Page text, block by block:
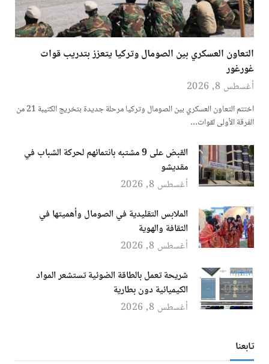
التعاون العسكري بين الصومال وتركيا يتعزز بتدريب قوات
غورغور
أغسطس 8, 2026
اختتم التعاون العسكري بين الصومال وتركيا مرحلة جديدة بتخريج الكتيبة 21 من
الفرقة الأولى لقوات…
القبض على 9 مشتبه بانتمائهم لحركة الشباب في
مقديشو
أغسطس 8, 2026
الملابس التقليدية في الصومال وأهميتها في
الثقافة والهوية
أغسطس 8, 2026
شريحة تعمل بالطاقة الضوئية تستشعر المواد
الكيميائية دون بطارية
أغسطس 8, 2026
تابعنا